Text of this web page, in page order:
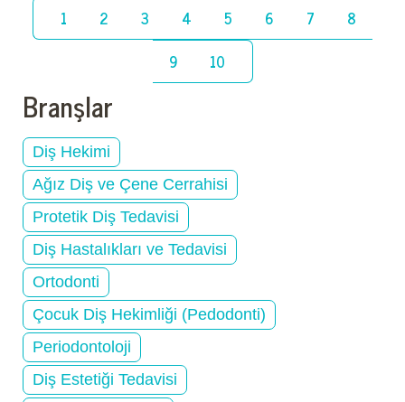
1 2 3 4 5 6 7
8
9
10
Branşlar
Diş Hekimi
Ağız Diş ve Çene Cerrahisi
Protetik Diş Tedavisi
Diş Hastalıkları ve Tedavisi
Ortodonti
Çocuk Diş Hekimliği (Pedodonti)
Periodontoloji
Diş Estetiği Tedavisi